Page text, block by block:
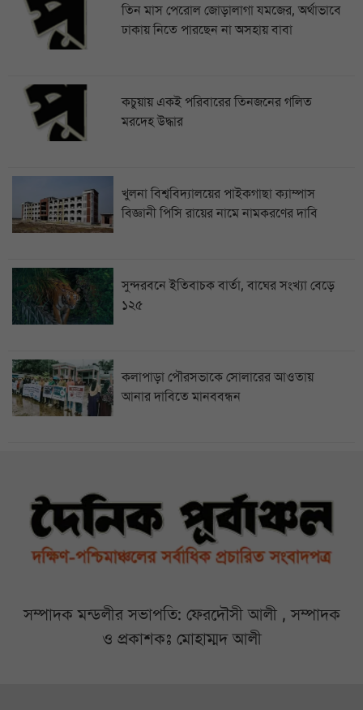
তিন মাস পেরোল জোড়ালাগা যমজের, অর্থাভাবে
ঢাকায় নিতে পারছেন না অসহায় বাবা
কচুয়ায় একই পরিবারের তিনজনের গলিত
মরদেহ উদ্ধার
খুলনা বিশ্ববিদ্যালয়ের পাইকগাছা ক্যাম্পাস
বিজ্ঞানী পিসি রায়ের নামে নামকরণের দাবি
সুন্দরবনে ইতিবাচক বার্তা, বাঘের সংখ্যা বেড়ে
১২৫
কলাপাড়া পৌরসভাকে সোলারের আওতায়
আনার দাবিতে মানববন্ধন
সম্পাদক মন্ডলীর সভাপতি: ফেরদৌসী আলী , সম্পাদক
ও প্রকাশকঃ মোহাম্মদ আলী